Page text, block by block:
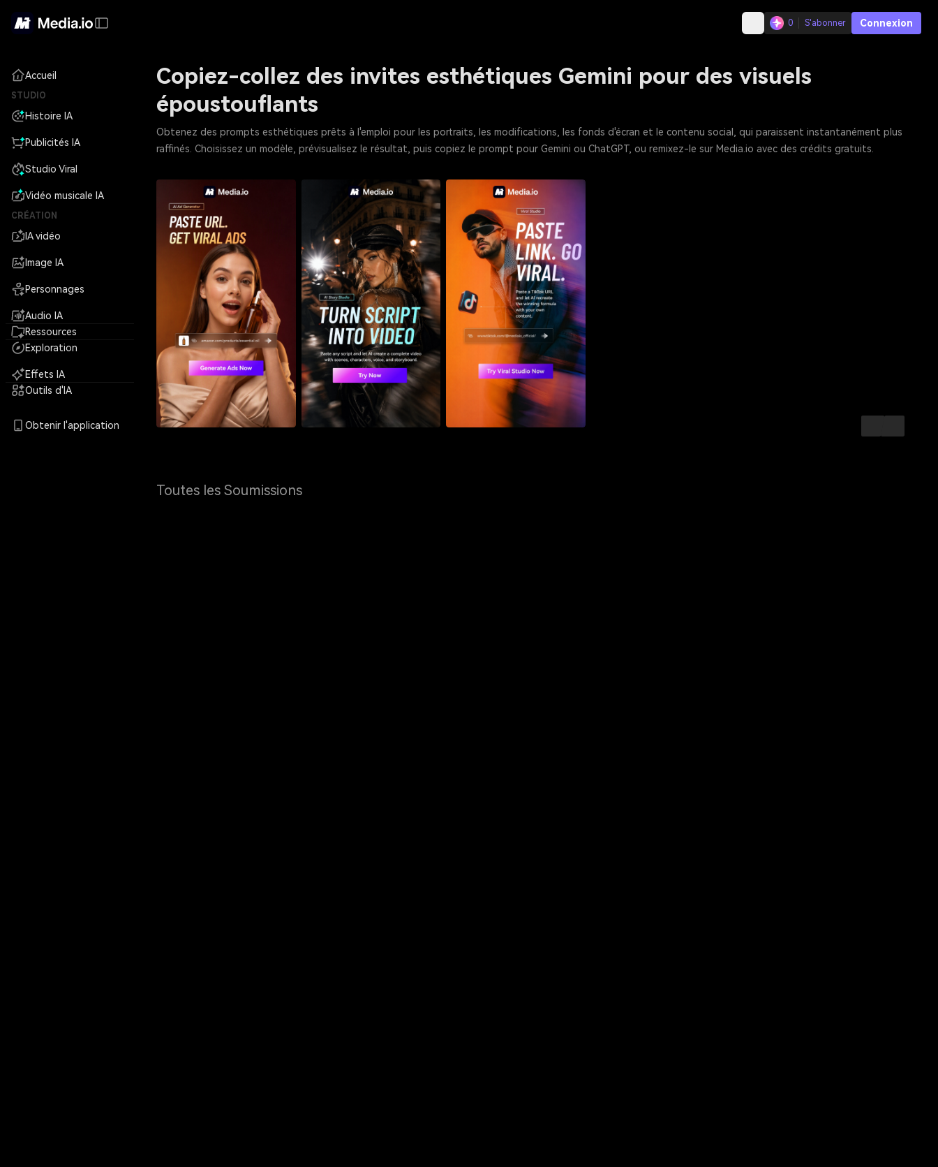
0 S'abonner Connexion
Accueil
STUDIO
Histoire IA
Publicités IA
Studio Viral
Vidéo musicale IA
CRÉATION
IA vidéo
Image IA
Personnages
Audio IA
Ressources
Exploration
Effets IA
Outils d'IA
Obtenir l'application
Copiez-collez des invites esthétiques Gemini pour des visuels
époustouflants
Obtenez des prompts esthétiques prêts à l'emploi pour les portraits, les modifications, les fonds d'écran et le contenu social, qui paraissent instantanément plus
raffinés. Choisissez un modèle, prévisualisez le résultat, puis copiez le prompt pour Gemini ou ChatGPT, ou remixez-le sur Media.io avec des crédits gratuits.
Toutes les Soumissions